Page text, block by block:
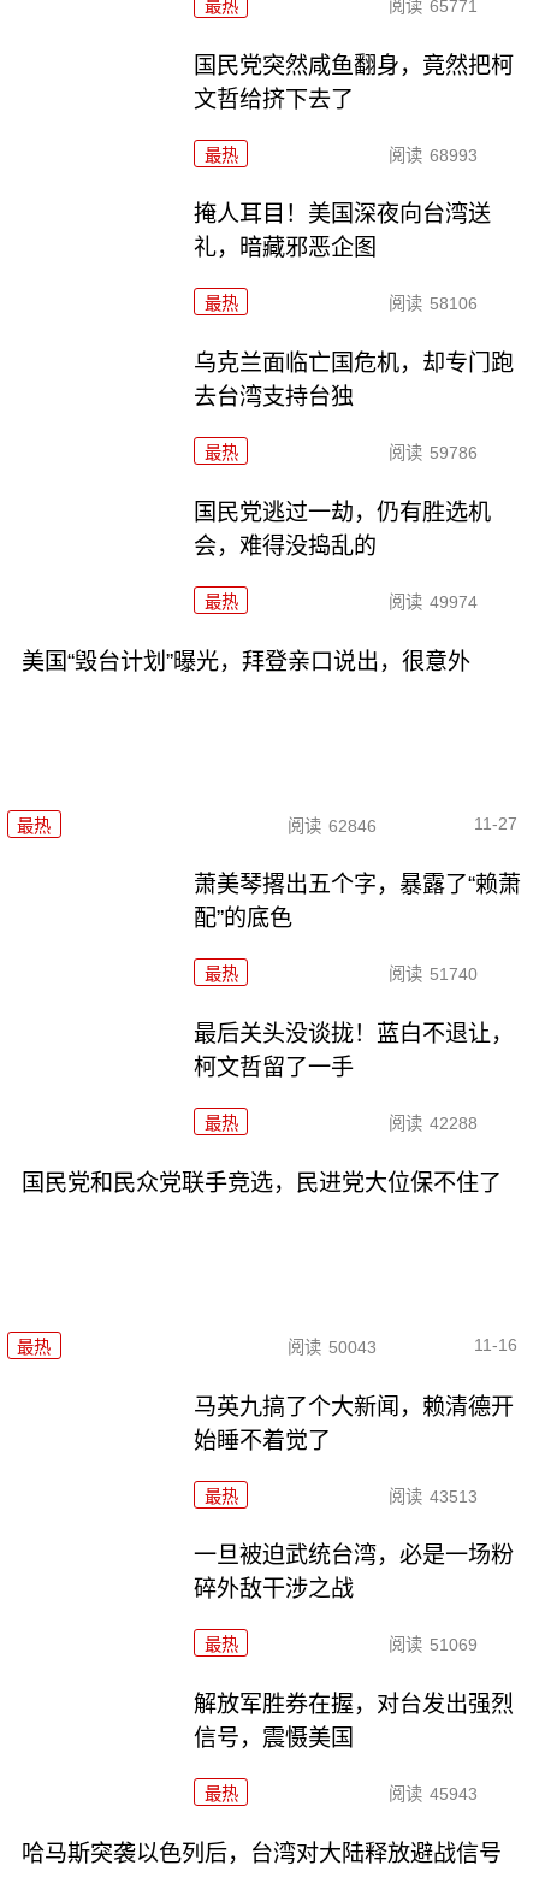
最热 阅读 65771
国民党突然咸鱼翻身，竟然把柯
文哲给挤下去了
最热 阅读 68993
掩人耳目！美国深夜向台湾送
礼，暗藏邪恶企图
最热 阅读 58106
乌克兰面临亡国危机，却专门跑
去台湾支持台独
最热 阅读 59786
国民党逃过一劫，仍有胜选机
会，难得没捣乱的
最热 阅读 49974
美国“毁台计划”曝光，拜登亲口说出，很意外
最热 阅读 62846 11-27
萧美琴撂出五个字，暴露了“赖萧
配”的底色
最热 阅读 51740
最后关头没谈拢！蓝白不退让，
柯文哲留了一手
最热 阅读 42288
国民党和民众党联手竞选，民进党大位保不住了
最热 阅读 50043 11-16
马英九搞了个大新闻，赖清德开
始睡不着觉了
最热 阅读 43513
一旦被迫武统台湾，必是一场粉
碎外敌干涉之战
最热 阅读 51069
解放军胜券在握，对台发出强烈
信号，震慑美国
最热 阅读 45943
哈马斯突袭以色列后，台湾对大陆释放避战信号